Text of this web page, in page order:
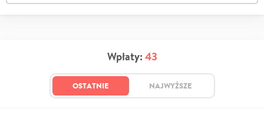
Wpłaty: 43
OSTATNIE NAJWYŻSZE